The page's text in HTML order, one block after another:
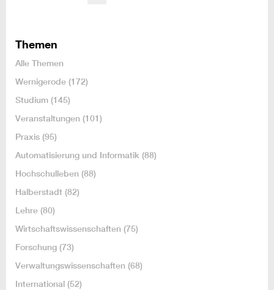
Themen
Alle Themen
Wernigerode (172)
Studium (145)
Veranstaltungen (101)
Praxis (95)
Automatisierung und Informatik (88)
Hochschulleben (88)
Halberstadt (82)
Lehre (80)
Wirtschaftswissenschaften (75)
Forschung (73)
Verwaltungswissenschaften (68)
International (52)